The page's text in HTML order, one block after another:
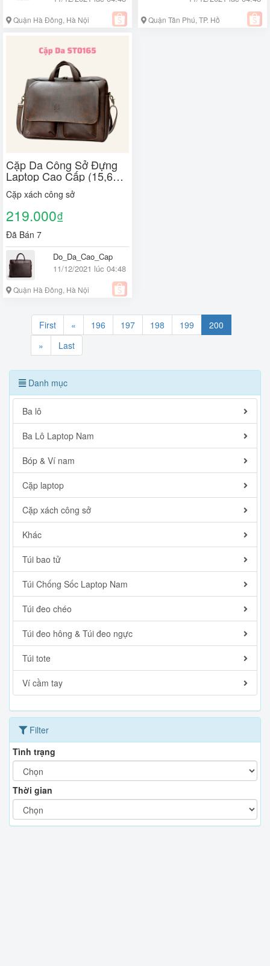
Quận Hà Đông, Hà Nội
Quận Tân Phú, TP. Hồ
Cặp Da Công Sở Đựng
Laptop Cao Cấp (15,6
inch) - ST0165
Cặp xách công sở
219.000₫
Đã Bán 7
Do_Da_Cao_Cap
11/12/2021 lúc 04:48
Quận Hà Đông, Hà Nội
First « 196 197 198 199
200
»
Last
Danh mục
Ba lô
Ba Lô Laptop Nam
Bóp & Ví nam
Cặp laptop
Cặp xách công sở
Khác
Túi bao tử
Túi Chống Sốc Laptop Nam
Túi đeo chéo
Túi đeo hông & Túi đeo ngực
Túi tote
Ví cầm tay
Filter
Tình trạng
Thời gian